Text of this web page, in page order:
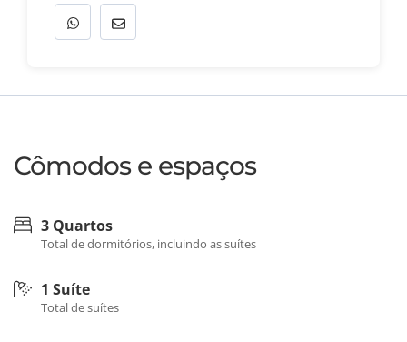
Cômodos e espaços
3 Quartos
Total de dormitórios, incluindo as suítes
1 Suíte
Total de suítes